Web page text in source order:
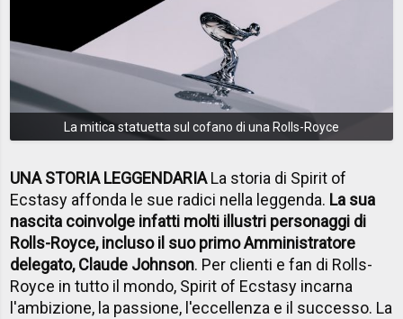
La mitica statuetta sul cofano di una Rolls-Royce
UNA STORIA LEGGENDARIALa storia di Spirit of
Ecstasy affonda le sue radici nella leggenda. La sua
nascita coinvolge infatti molti illustri personaggi di
Rolls-Royce, incluso il suo primo Amministratore
delegato, Claude Johnson. Per clienti e fan di Rolls-
Royce in tutto il mondo, Spirit of Ecstasy incarna
l'ambizione, la passione, l'eccellenza e il successo. La